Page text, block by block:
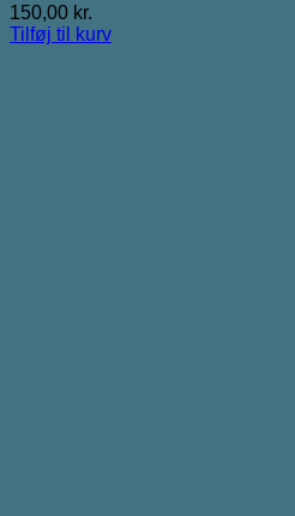
150,00 kr.
Tilføj til kurv